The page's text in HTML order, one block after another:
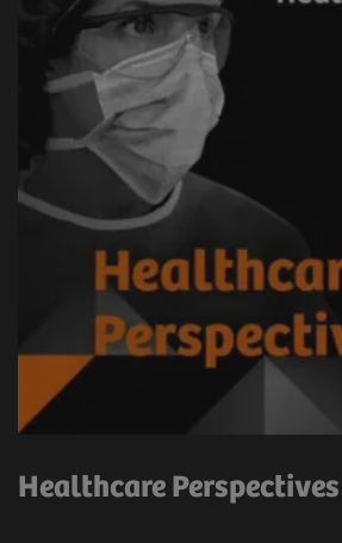
Healthcare Perspectives